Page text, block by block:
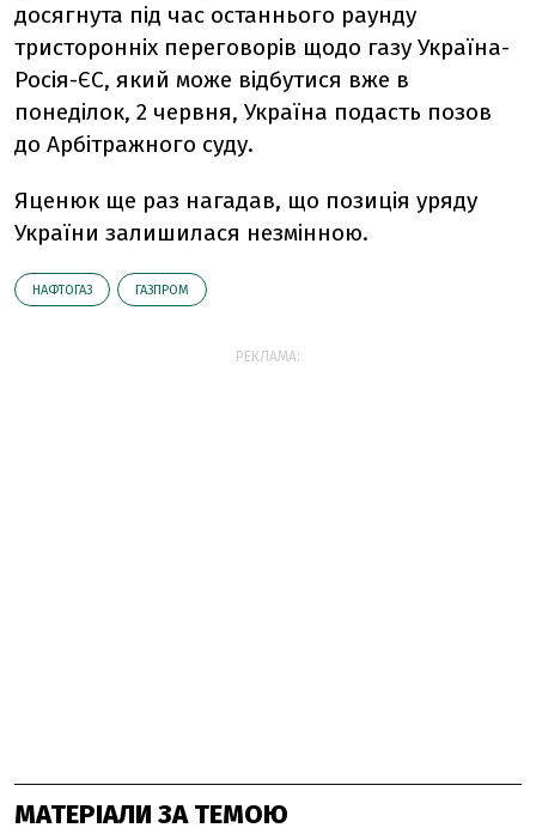
досягнута під час останнього раунду
тристоронніх переговорів щодо газу Україна-
Росія-ЄС, який може відбутися вже в
понеділок, 2 червня, Україна подасть позов
до Арбітражного суду.
Яценюк ще раз нагадав, що позиція уряду
України залишилася незмінною.
НАФТОГАЗ ГАЗПРОМ
РЕКЛАМА:
МАТЕРІАЛИ ЗА ТЕМОЮ